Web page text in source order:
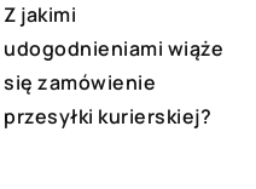
Z jakimi
udogodnieniami wiąże
się zamówienie
przesyłki kurierskiej?